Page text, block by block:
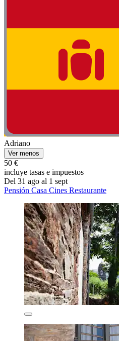
Adriano
Ver menos
50 €
incluye tasas e impuestos
Del 31 ago al 1 sept
Pensión Casa Cines Restaurante